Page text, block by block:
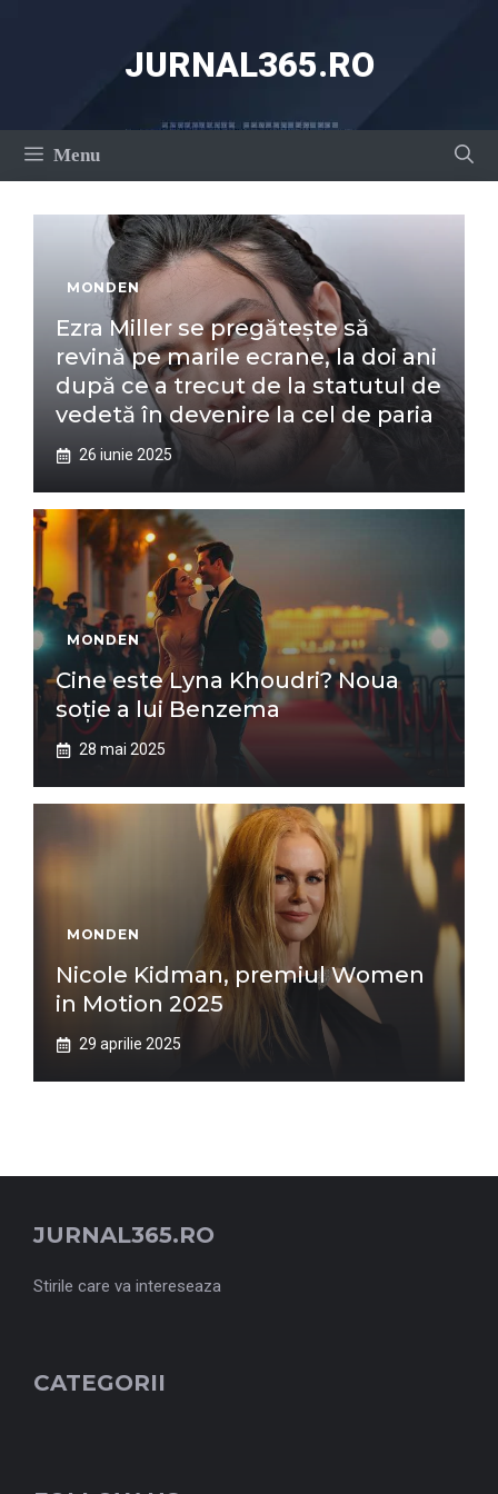
JURNAL365.RO
Menu
MONDEN
Ezra Miller se pregătește să
revină pe marile ecrane, la doi ani
după ce a trecut de la statutul de
vedetă în devenire la cel de paria
26 iunie 2025
MONDEN
Cine este Lyna Khoudri? Noua
soție a lui Benzema
28 mai 2025
MONDEN
Nicole Kidman, premiul Women
in Motion 2025
29 aprilie 2025
JURNAL365.RO
Stirile care va intereseaza
CATEGORII